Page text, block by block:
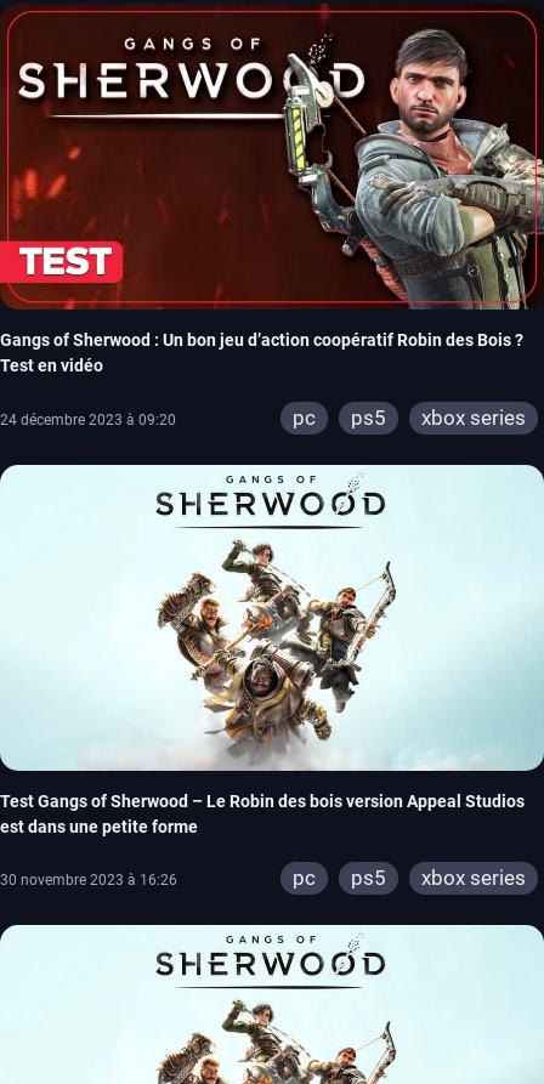
Gangs of Sherwood : Un bon jeu d’action coopératif Robin des Bois ?
Test en vidéo
24 décembre 2023 à 09:20 pc ps5 xbox series
Test Gangs of Sherwood – Le Robin des bois version Appeal Studios
est dans une petite forme
30 novembre 2023 à 16:26 pc ps5 xbox series